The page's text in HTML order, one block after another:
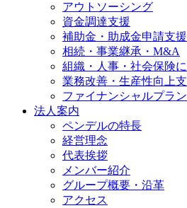
アウトソーシング
資金調達支援
補助金・助成金申請支援
相続・事業継承・M&A
組織・人事・社会保険
業務改善・生産性向上
ファイナンシャルプラ
法人案内
ペンデルの特長
経営理念
代表挨拶
メンバー紹介
グループ概要・沿革
アクセス